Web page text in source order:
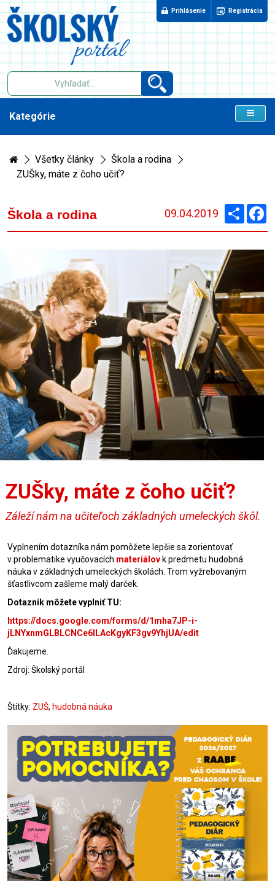
Prihlásenie Registrácia
Kategórie
Všetky články
Škola a rodina
ZUŠky, máte z čoho učiť?
Škola a rodina 09.04.2019 Zdieľaj
ZUŠky, máte z čoho učiť?
Záleží nám na učiteľoch základných umeleckých škôl.
Vyplnením dotazníka nám pomôžete lepšie sa zorientovať
v problematike vyučovacích materiálov k predmetu hudobná
náuka v základných umeleckých školách. Trom vyžrebovaným
šťastlivcom zašleme malý darček.
Dotazník môžete vyplniť TU:
https://docs.google.com/forms/d/1mha7JP-i-
jLNYxnmGLBLCNCe6lLAcKgyKF3gv9YhjUA/edit
Ďakujeme.
Zdroj: Školský portál
Štítky: ZUŠ, hudobná náuka